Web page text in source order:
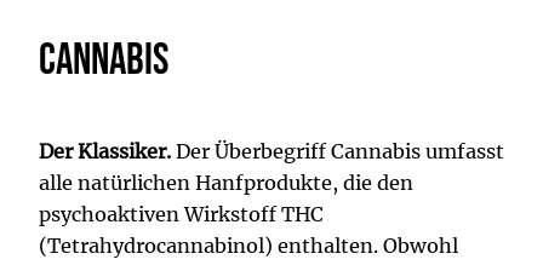
Cannabis
Der Klassiker. Der Überbegriff Cannabis umfasst
alle natürlichen Hanfprodukte, die den
psychoaktiven Wirkstoff THC
(Tetrahydrocannabinol) enthalten. Obwohl